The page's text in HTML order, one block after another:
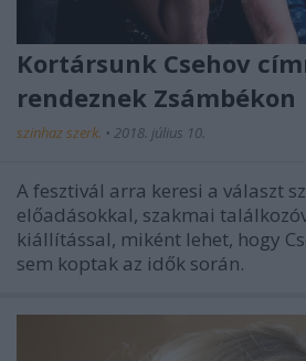
Kortársunk Csehov
rendeznek Zsámbékon
szinhaz szerk. • 2018. július 10.
A fesztivál arra keresi a választ
előadásokkal, szakmai
kiállítással, miként lehet, hogy
sem koptak az idők során.